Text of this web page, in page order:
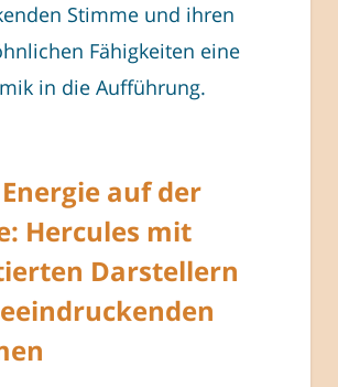
Stimme und ihren
Fähigkeiten eine
in die Aufführung.
auf der
Hercules mit
Darstellern